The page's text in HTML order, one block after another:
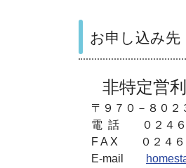
お申し込み先
非特定営
〒９７０－８０
電 話 ０２４６
F A X ０２４６
E-mail